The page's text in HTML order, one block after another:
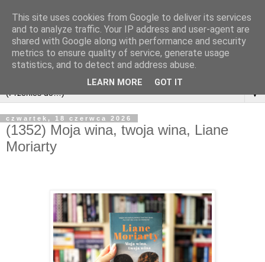
▼
czwartek, 18 czerwca 2026
(1352) Moja wina, twoja wina, Liane
Moriarty
This site uses cookies from Google to deliver its services
and to analyze traffic. Your IP address and user-agent are
shared with Google along with performance and security
metrics to ensure quality of service, generate usage
statistics, and to detect and address abuse.
LEARN MORE GOT IT